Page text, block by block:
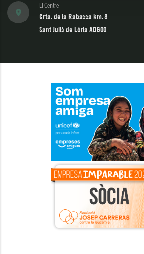
El Centre
Crta. de la Rabassa km. 8
Sant Julià de Lòria AD600